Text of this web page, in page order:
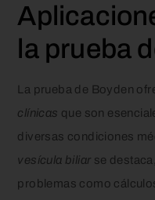
la prueba
La prueba de Boyden
clínicas que son
diversas condiciones
vesícula biliar se
problemas como